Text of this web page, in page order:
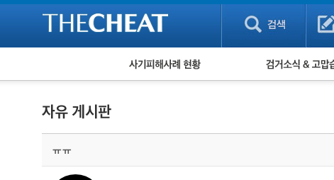
피해사례 현황
유해사이트 목록
검거 소식
ㅠㅠ